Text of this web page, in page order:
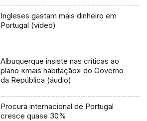
Ingleses gastam mais dinheiro em
Portugal (vídeo)
Albuquerque insiste nas críticas ao
plano «mais habitação» do Governo
da República (áudio)
Procura internacional de Portugal
cresce quase 30%